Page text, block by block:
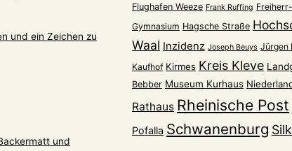
und ein Zeichen zu
und
Flughafen Weeze Frank Ruffing
Gymnasium Hagsche Straße
Waal Inzidenz Joseph Beuys Jürgen
Kaufhof Kirmes Kreis Kleve
Bebber Museum Kurhaus
Rathaus Rheinische Post
Pofalla Schwanenburg